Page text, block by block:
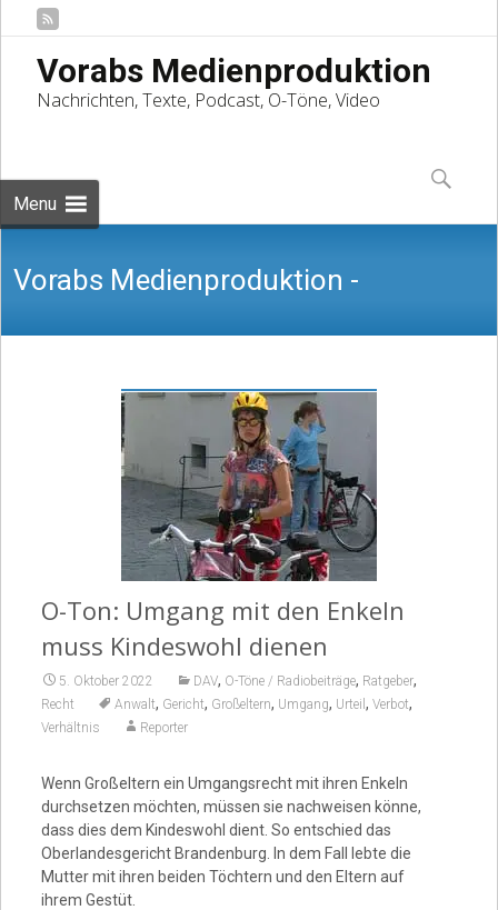
Vorabs Medienproduktion
Nachrichten, Texte, Podcast, O-Töne, Video
Menu
to
content
Suchen
nach:
Vorabs Medienproduktion -
Nachrichten, Texte, Podcast, O-Töne,
O-Ton: Umgang mit den Enkeln
muss Kindeswohl dienen
5. Oktober 2022 DAV, O-Töne / Radiobeiträge, Ratgeber,
Recht Anwalt, Gericht, Großeltern, Umgang, Urteil , Verbot,
Verhältnis Reporter
Wenn Großeltern ein Umgangsrecht mit ihren Enkeln
durchsetzen möchten, müssen sie nachweisen könne,
dass dies dem Kindeswohl dient. So entschied das
Oberlandesgericht Brandenburg. In dem Fall lebte die
Mutter mit ihren beiden Töchtern und den Eltern auf
ihrem Gestüt.